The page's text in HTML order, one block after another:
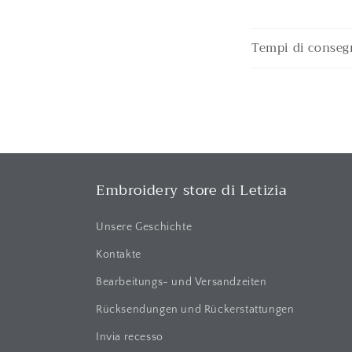
E
a
p
r
e
Tempi di
Embroidery store di Letizia
Unsere Geschichte
Kontakte
Bearbeitungs- und Versandzeiten
Rücksendungen und Rückerstattungen
Invia recesso